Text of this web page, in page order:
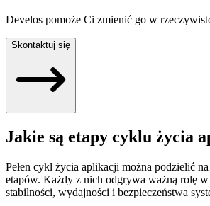
Develos pomoże Ci zmienić go w
Skontaktuj się
Jakie są etapy cyklu życia
Pełen cykl życia aplikacji można podzielić
etapów. Każdy z nich odgrywa ważną rolę
stabilności, wydajności i bezpieczeństwa